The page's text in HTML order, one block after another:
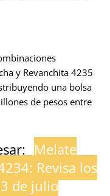
y Revanchita 4235
una bolsa
de pesos entre
Melate
Revisa los
de julio